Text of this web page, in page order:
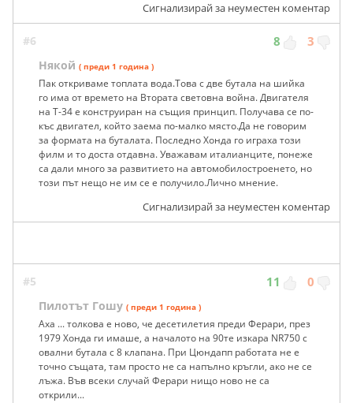
Сигнализирай за неуместен коментар
#6 8 3
Някой ( преди 1 година )
Пак откриваме топлата вода.Това с две бутала на шийка
го има от времето на Втората световна война. Двигателя
на Т-34 е конструиран на същия принцип. Получава се по-
къс двигател, който заема по-малко място.Да не говорим
за формата на буталата. Последно Хонда го играха този
филм и то доста отдавна. Уважавам италианците, понеже
са дали много за развитието на автомобилостроенето, но
този път нещо не им се е получило.Лично мнение.
Сигнализирай за неуместен коментар
#5 11 0
Пилотът Гошу ( преди 1 година )
Аха ... толкова е ново, че десетилетия преди Ферари, през
1979 Хонда ги имаше, а началото на 90те изкара NR750 с
овални бутала с 8 клапана. При Цюндапп работата не е
точно същата, там просто не са напълно кръгли, ако не се
лъжа. Във всеки случай Ферари нищо ново не са
открили...